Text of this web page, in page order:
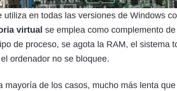
utiliza en todas las versiones de Windows
virtual se emplea como complemento
de proceso, se agota la RAM, el sistema
ordenador no se bloquee.
mayoría de los casos, mucho más lenta